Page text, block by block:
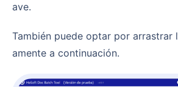
ave.
También puede optar por arrastrar los archivos direct
amente a continuación.